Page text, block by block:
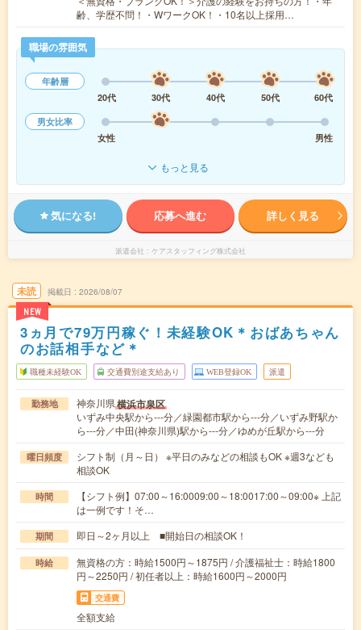
齢、学歴不問！・WワークOK！・10名以上採用…
職場の雰囲気
年齢層
20代
30代 40代 50代
60代
男女比率
女性
男性
もっと見る
気になる! 応募へ進む 詳しく見る
派遣会社 ケアスタッフィング株式会社
未読
NEW
掲載日 2026/08/07
3ヵ月で79万円稼ぐ！未経験OK＊おばあちゃん
のお話相手など＊
職種未経験OK 交通費別途支給あり WEB登録OK 派遣
勤務地 神奈川県横浜市泉区
いずみ中央駅から---分／緑園都市駅から---分／いずみ野駅か
ら---分／中田(神奈川県)駅から---分／ゆめが丘駅から---分
曜日頻度
シフト制（月～日） ※平日のみなどの相談もOK ※週3なども
相談OK
時間
【シフト例】07:00～16:0009:00～18:0017:00～09:00※ 上記
は一例です！そ…
期間 即日～2ヶ月以上 ■開始日の相談OK！
時給
無資格の方：時給1500円～1875円 / 介護福祉士：時給1800
円～2250円 / 初任者以上：時給1600円～2000円
交通費
全額支給